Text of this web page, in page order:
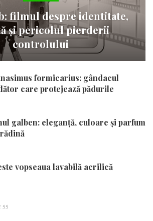
filmul despre identitate,
și pericolul pierderii
controlului
formicarius: gândacul
care protejează pădurile
galben: eleganță, culoare și parfum
vopseaua lavabilă acrilică
55